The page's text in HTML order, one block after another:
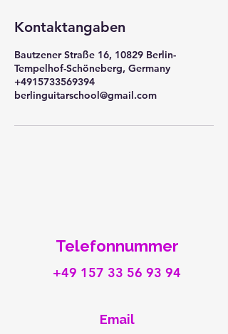
Kontaktangaben
Bautzener Straße 16, 10829 Berlin-
Tempelhof-Schöneberg, Germany
+4915733569394
berlinguitarschool@gmail.com
Telefonnummer
+49 157 33 56 93 94
​Email